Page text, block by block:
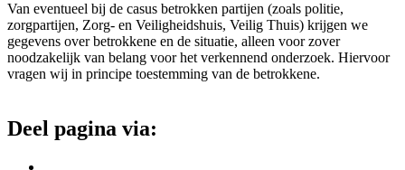
Van eventueel bij de casus betrokken partijen (zoals politie,
zorgpartijen, Zorg- en Veiligheidshuis, Veilig Thuis) krijgen we
gegevens over betrokkene en de situatie, alleen voor zover
noodzakelijk van belang voor het verkennend onderzoek. Hiervoor
vragen wij in principe toestemming van de betrokkene.
Deel pagina via: